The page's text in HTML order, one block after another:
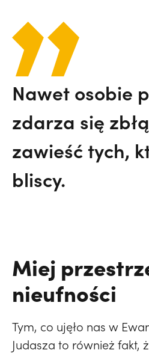
Nawet osobie
zdarza się
zawieść tych,
bliscy.
Miej
nieufności
Tym, co ujęło nas w
Judasza to również fakt,